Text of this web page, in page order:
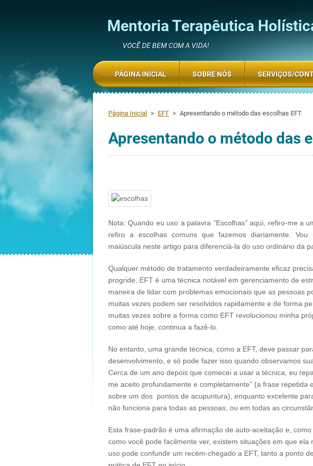
Mentoria Terapêutica
VOCÊ DE BEM COM A VIDA!
Página Inicial > EFT > Apresentando o método das escolhas EFT
Apresentando o método das
Nota: Quando eu uso a palavra “Escolhas” aqui, refiro-me a
refiro a escolhas comuns que fazemos diariamente.
maiúscula neste artigo para diferenciá-la do uso ordinário da
Qualquer método de tratamento verdadeiramente eficaz
progride. EFT é uma técnica notável em gerenciamento de
maneira de lidar com problemas emocionais que as pessoas
muitas vezes podem ser resolvidos rapidamente e de forma
muitas vezes sobre a forma como EFT revolucionou minha
como até hoje, continua a fazê-lo.
No entanto, uma grande técnica, como a EFT, deve passar
desenvolvimento, e só pode fazer isso quando observamos
Cerca de um ano depois que comecei a usar a técnica, eu
me aceito profundamente e completamente” (a frase repetida
sobre um dos pontos de acupuntura), enquanto excelente
não funciona para todas as pessoas, ou em todas as
Esta frase-padrão é uma afirmação de auto-aceitação e,
como você pode facilmente ver, existem situações em que
uso pode confundir um recém-chegado a EFT, tanto a ponto
PÁGINA INICIAL SOBRE NÓS SERVIÇOS/